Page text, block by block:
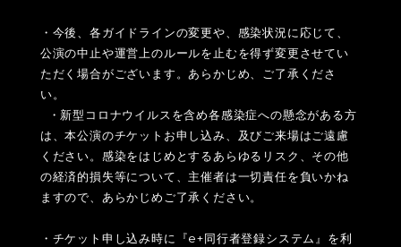
・今後、各ガイドラインの変更や、感染状況に応じて、
公演の中止や運営上のルールを止むを得ず変更させてい
ただく場合がございます。あらかじめ、ご了承くださ
い。
・新型コロナウイルスを含め各感染症への懸念がある方
は、本公演のチケットお申し込み、及びご来場はご遠慮
ください。感染をはじめとするあらゆるリスク、その他
の経済的損失等について、主催者は一切責任を負いかね
ますので、あらかじめご了承ください。
・チケット申し込み時に『e+同行者登録システム』を利